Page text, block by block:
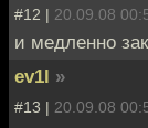
#12 | 20.09.08
и медленно
ev1l »
#13 | 20.09.08